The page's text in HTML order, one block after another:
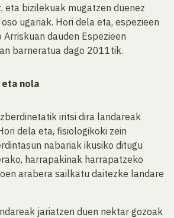
eta bizilekuak mugatzen duenez
ugariak. Hori dela eta, espezieen
Arriskuan dauden Espezieen
barneratua dago 2011tik.
eta nola
iritsi dira landareak
dela eta, fisiologikoki zein
nabariak ikusiko ditugu
harrapakinak harrapatzeko
arabera sailkatu daitezke landare
jariatzen duen nektar gozoak